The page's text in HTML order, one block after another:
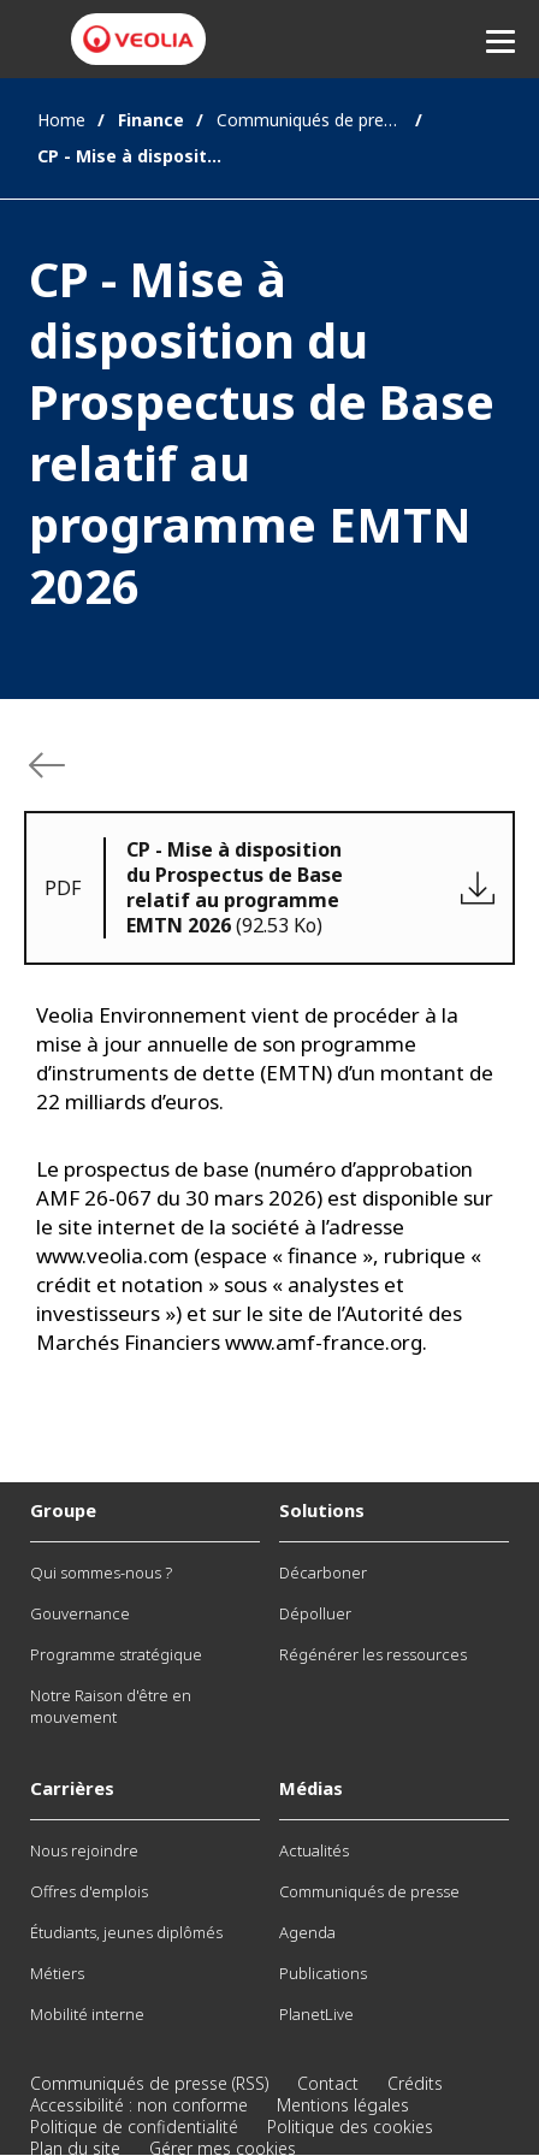
Home Finance
Communiqués de presse
CP - Mise à disposition du Prospectus de Base relatif au programme EMTN 2026
CP - Mise à
disposition du
Prospectus de Base
relatif au
programme EMTN
2026
PDF
CP - Mise à disposition
du Prospectus de Base
relatif au programme
EMTN 2026(92.53 Ko)
Veolia Environnement vient de procéder à la
mise à jour annuelle de son programme
d’instruments de dette (EMTN) d’un montant de
22 milliards d’euros.
Le prospectus de base (numéro d’approbation
AMF 26-067 du 30 mars 2026) est disponible sur
le site internet de la société à l’adresse
www.veolia.com (espace « finance », rubrique «
crédit et notation » sous « analystes et
investisseurs ») et sur le site de l’Autorité des
Marchés Financiers www.amf-france.org.
Groupe
Qui sommes-nous ?
Gouvernance
Programme stratégique
Notre Raison d'être en
mouvement
Solutions
Décarboner
Dépolluer
Régénérer les ressources
Carrières
Nous rejoindre
Offres d'emplois
Étudiants, jeunes diplômés
Métiers
Mobilité interne
Médias
Actualités
Communiqués de presse
Agenda
Publications
PlanetLive
Communiqués de presse (RSS) Contact
Crédits
Accessibilité : non conforme
Mentions légales
Politique de confidentialité
Politique des cookies
Plan du site
Gérer mes cookies